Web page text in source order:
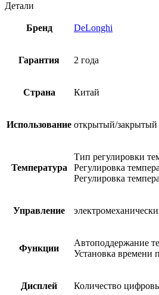
Детали
Бренд DeLonghi
Гарантия 2 года
Страна Китай
Использование открытый/закрытый
Температура
Тип регулировки
Регулировка
Регулировка
Управление
Функции
Автоподдержание
Установка времени
Дисплей Количество